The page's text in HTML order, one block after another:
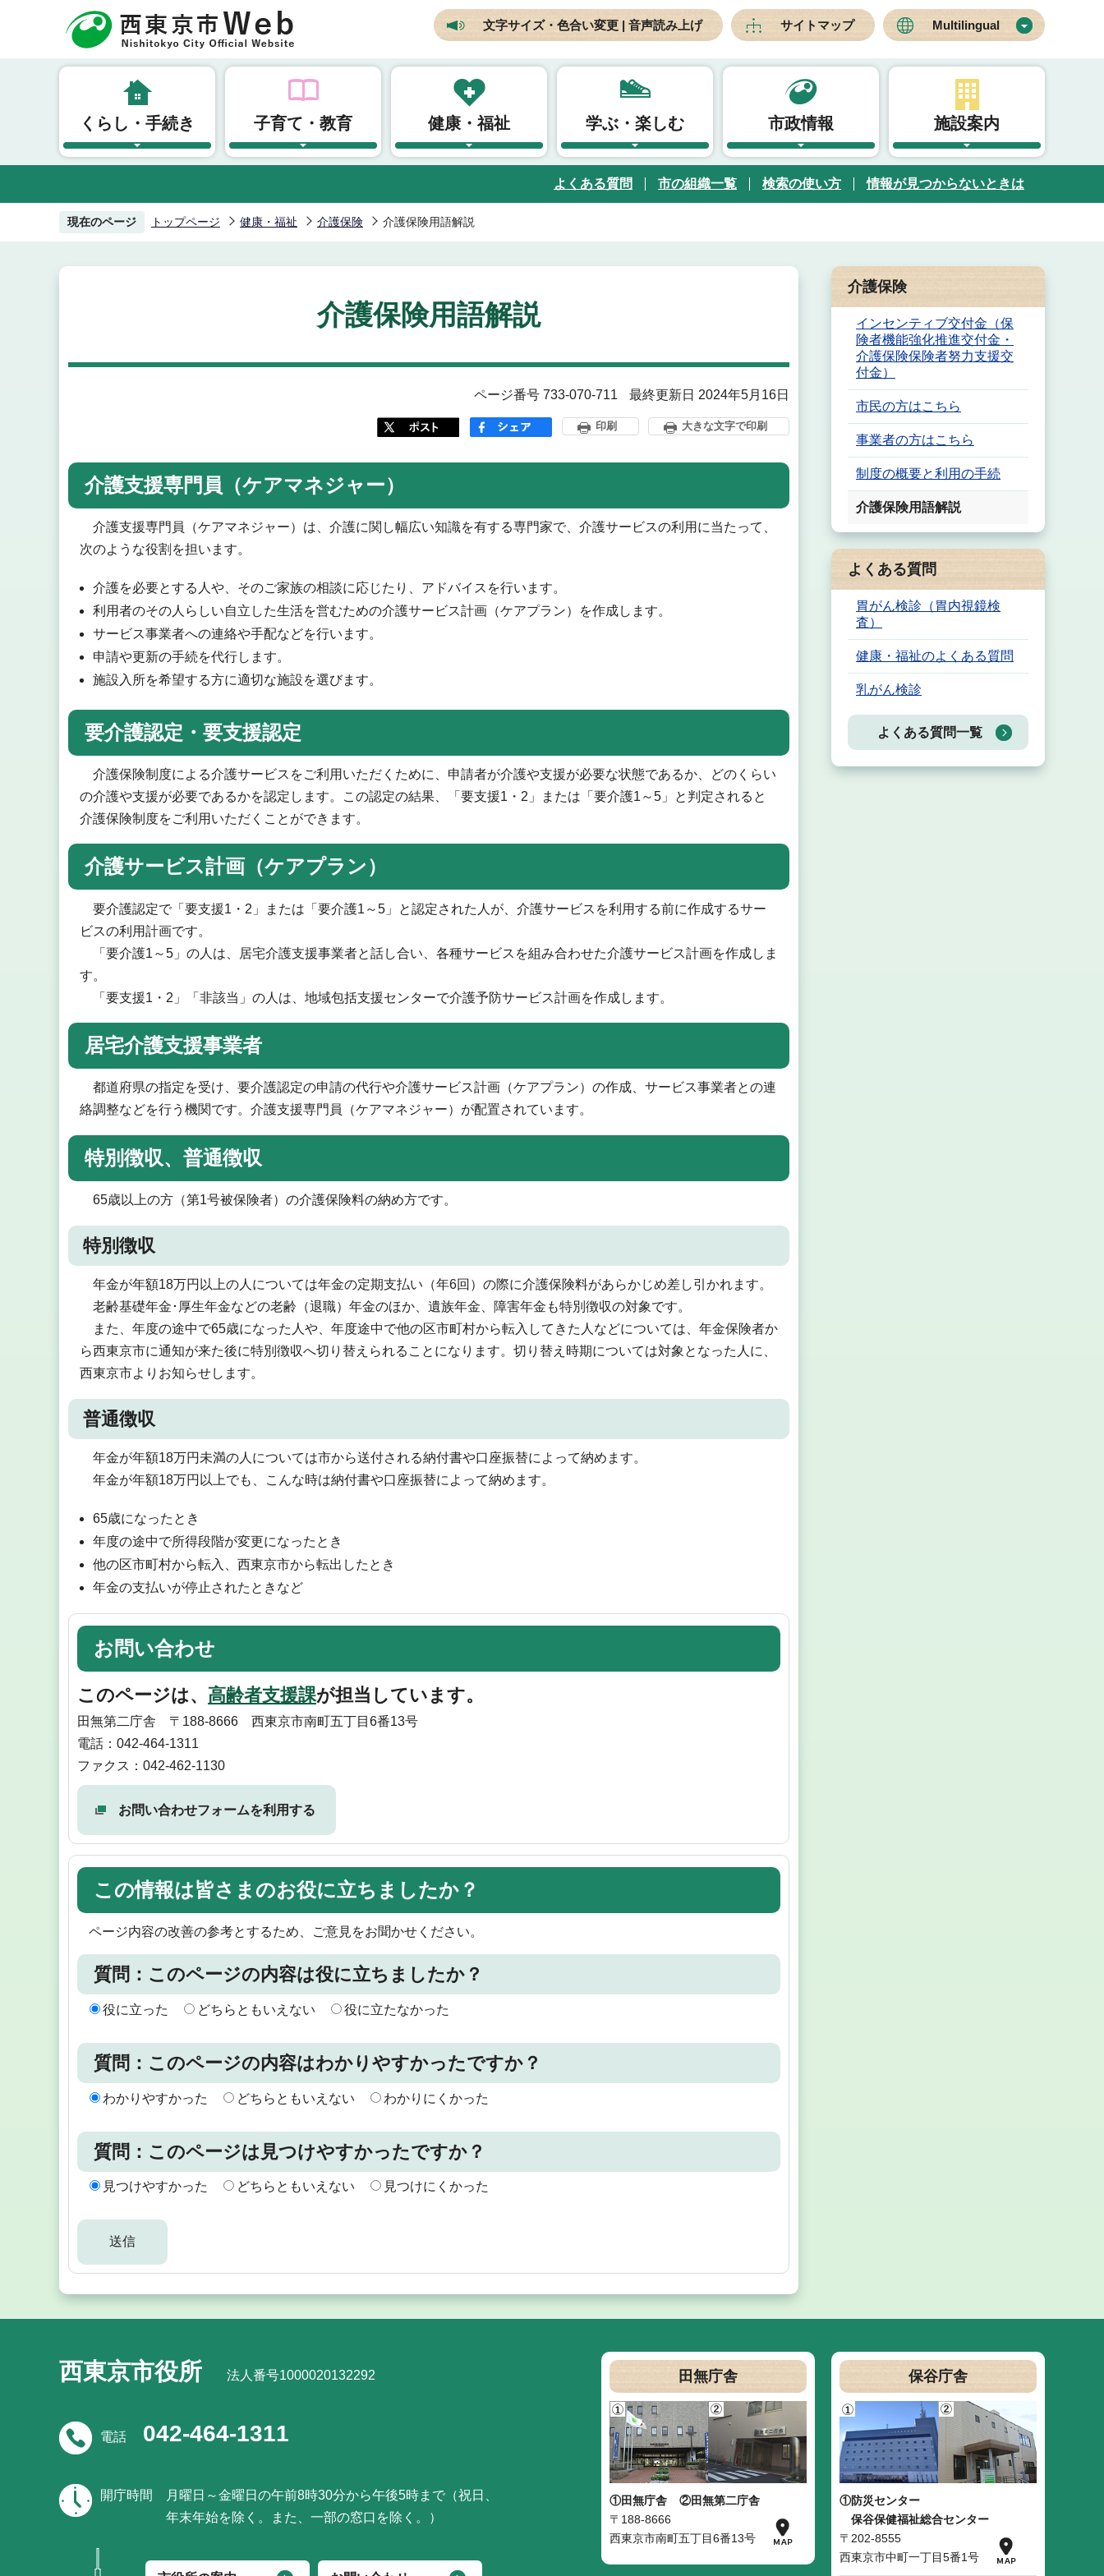
頭
文字サイズ・色合い変更 | 音声読み上げ サイトマップ Multilingual
くらし・手続き 子育て・教育 健康・福祉 学ぶ・楽しむ 市政情報 施設案内
よくある質問 市の組織一覧 検索の使い方 情報が見つからないときは
現在のページ トップページ 健康・福祉 介護保険 介護保険用語解説
介護保険用語解説
ページ番号 733-070-711 最終更新日 2024年5月16日
印刷 大きな文字で印刷
介護支援専門員（ケアマネジャー）
介護支援専門員（ケアマネジャー）は、介護に関し幅広い知識を有する専門家で、介護サービスの利用に当たって、
次のような役割を担います。
介護を必要とする人や、そのご家族の相談に応じたり、アドバイスを行います。
利用者のその人らしい自立した生活を営むための介護サービス計画（ケアプラン）を作成します。
サービス事業者への連絡や手配などを行います。
申請や更新の手続を代行します。
施設入所を希望する方に適切な施設を選びます。
要介護認定・要支援認定
介護保険制度による介護サービスをご利用いただくために、申請者が介護や支援が必要な状態であるか、どのくらい
の介護や支援が必要であるかを認定します。この認定の結果、「要支援1・2」または「要介護1～5」と判定されると
介護保険制度をご利用いただくことができます。
介護サービス計画（ケアプラン）
要介護認定で「要支援1・2」または「要介護1～5」と認定された人が、介護サービスを利用する前に作成するサー
ビスの利用計画です。
「要介護1～5」の人は、居宅介護支援事業者と話し合い、各種サービスを組み合わせた介護サービス計画を作成しま
す。
「要支援1・2」「非該当」の人は、地域包括支援センターで介護予防サービス計画を作成します。
居宅介護支援事業者
都道府県の指定を受け、要介護認定の申請の代行や介護サービス計画（ケアプラン）の作成、サービス事業者との連
絡調整などを行う機関です。介護支援専門員（ケアマネジャー）が配置されています。
特別徴収、普通徴収
65歳以上の方（第1号被保険者）の介護保険料の納め方です。
特別徴収
年金が年額18万円以上の人については年金の定期支払い（年6回）の際に介護保険料があらかじめ差し引かれます。
老齢基礎年金･厚生年金などの老齢（退職）年金のほか、遺族年金、障害年金も特別徴収の対象です。
また、年度の途中で65歳になった人や、年度途中で他の区市町村から転入してきた人などについては、年金保険者か
ら西東京市に通知が来た後に特別徴収へ切り替えられることになります。切り替え時期については対象となった人に、
西東京市よりお知らせします。
普通徴収
年金が年額18万円未満の人については市から送付される納付書や口座振替によって納めます。
年金が年額18万円以上でも、こんな時は納付書や口座振替によって納めます。
65歳になったとき
年度の途中で所得段階が変更になったとき
他の区市町村から転入、西東京市から転出したとき
年金の支払いが停止されたときなど
お問い合わせ
このページは、 高齢者支援課が担当しています。
田無第二庁舎 〒188-8666 西東京市南町五丁目6番13号
電話：042-464-1311
ファクス：042-462-1130
お問い合わせフォームを利用する
この情報は皆さまのお役に立ちましたか？
ページ内容の改善の参考とするため、ご意見をお聞かせください。
質問：このページの内容は役に立ちましたか？
役に立った どちらともいえない 役に立たなかった
質問：このページの内容はわかりやすかったですか？
わかりやすかった どちらともいえない わかりにくかった
質問：このページは見つけやすかったですか？
見つけやすかった どちらともいえない 見つけにくかった
介護保険
インセンティブ交付金（保
険者機能強化推進交付金・
介護保険保険者努力支援交
付金）
市民の方はこちら
事業者の方はこちら
制度の概要と利用の手続
介護保険用語解説
よくある質問
胃がん検診（胃内視鏡検
査）
健康・福祉のよくある質問
乳がん検診
よくある質問一覧
西東京市役所 法人番号1000020132292
電話 042-464-1311
開庁時間
月曜日～金曜日の午前8時30分から午後5時まで（祝日、
年末年始を除く。また、一部の窓口を除く。）
田無庁舎
①田無庁舎
②田無第二庁舎
〒188-8666
西東京市南町五丁目6番13号
保谷庁舎
①防災センター
保谷保健福祉総合センター
〒202-8555
西東京市中町一丁目5番1号